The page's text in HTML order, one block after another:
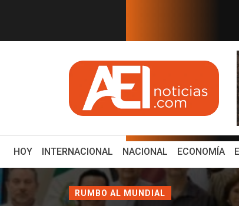
EN TIEMPO REAL
MVS Noticias tras consol... Estudios de
HOY(CURRENT)
INTERNACIONAL NACIONAL ECONOMÍA
RUMBO AL MUNDIAL